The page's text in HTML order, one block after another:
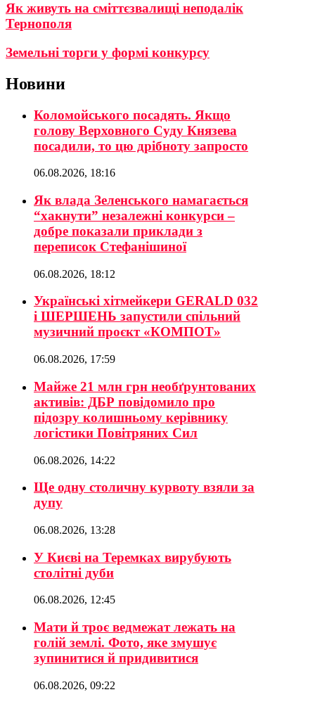
Як живуть на сміттєзвалищі неподалік
Тернополя
Земельні торги у формі конкурсу
Новини
Коломойського посадять. Якщо
голову Верховного Суду Князева
посадили, то цю дрібноту запросто
06.08.2026, 18:16
Як влада Зеленського намагається
“хакнути” незалежні конкурси –
добре показали приклади з
переписок Стефанішиної
06.08.2026, 18:12
Українські хітмейкери GERALD 032
і ШЕРШЕНЬ запустили спільний
музичний проєкт «КОМПОТ»
06.08.2026, 17:59
Майже 21 млн грн необґрунтованих
активів: ДБР повідомило про
підозру колишньому керівнику
логістики Повітряних Сил
06.08.2026, 14:22
Ще одну столичну курвоту взяли за
дупу
06.08.2026, 13:28
У Києві на Теремках вирубують
столітні дуби
06.08.2026, 12:45
Мати й троє ведмежат лежать на
голій землі. Фото, яке змушує
зупинитися й придивитися
06.08.2026, 09:22